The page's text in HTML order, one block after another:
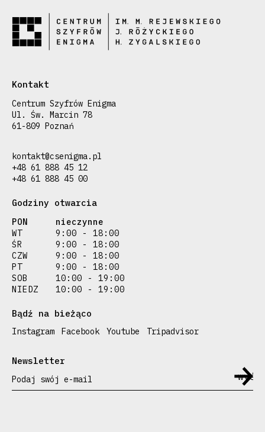
Kontakt
Centrum Szyfrów Enigma
Ul. Św. Marcin 78
61-809 Poznań
kontakt@csenigma.pl
+48 61 888 45 12
+48 61 888 45 00
Godziny otwarcia
PON
nieczynne
WT
9:00 - 18:00
ŚR
9:00 - 18:00
CZW
9:00 - 18:00
PT
9:00 - 18:00
SOB
10:00 - 19:00
NIEDZ
10:00 - 19:00
Bądź na bieżąco
Instagram Facebook Youtube Tripadvisor
Newsletter
Podaj swój e-mail